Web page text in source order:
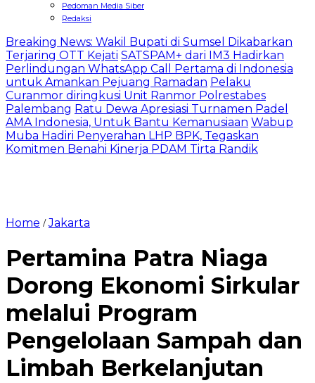
Pedoman Media Siber
Redaksi
Breaking News: Wakil Bupati di Sumsel Dikabarkan
Terjaring OTT Kejati SATSPAM+ dari IM3 Hadirkan
Perlindungan WhatsApp Call Pertama di Indonesia
untuk Amankan Pejuang Ramadan Pelaku
Curanmor diringkusi Unit Ranmor Polrestabes
Palembang Ratu Dewa Apresiasi Turnamen Padel
AMA Indonesia, Untuk Bantu Kemanusiaan Wabup
Muba Hadiri Penyerahan LHP BPK, Tegaskan
Komitmen Benahi Kinerja PDAM Tirta Randik
Home /Jakarta
Pertamina Patra Niaga
Dorong Ekonomi Sirkular
melalui Program
Pengelolaan Sampah dan
Limbah Berkelanjutan